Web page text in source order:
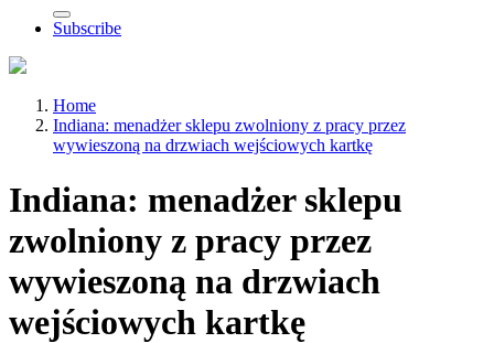
Subscribe
Home
Indiana: menadżer sklepu zwolniony z pracy przez
wywieszoną na drzwiach wejściowych kartkę
Indiana: menadżer sklepu
zwolniony z pracy przez
wywieszoną na drzwiach
wejściowych kartkę